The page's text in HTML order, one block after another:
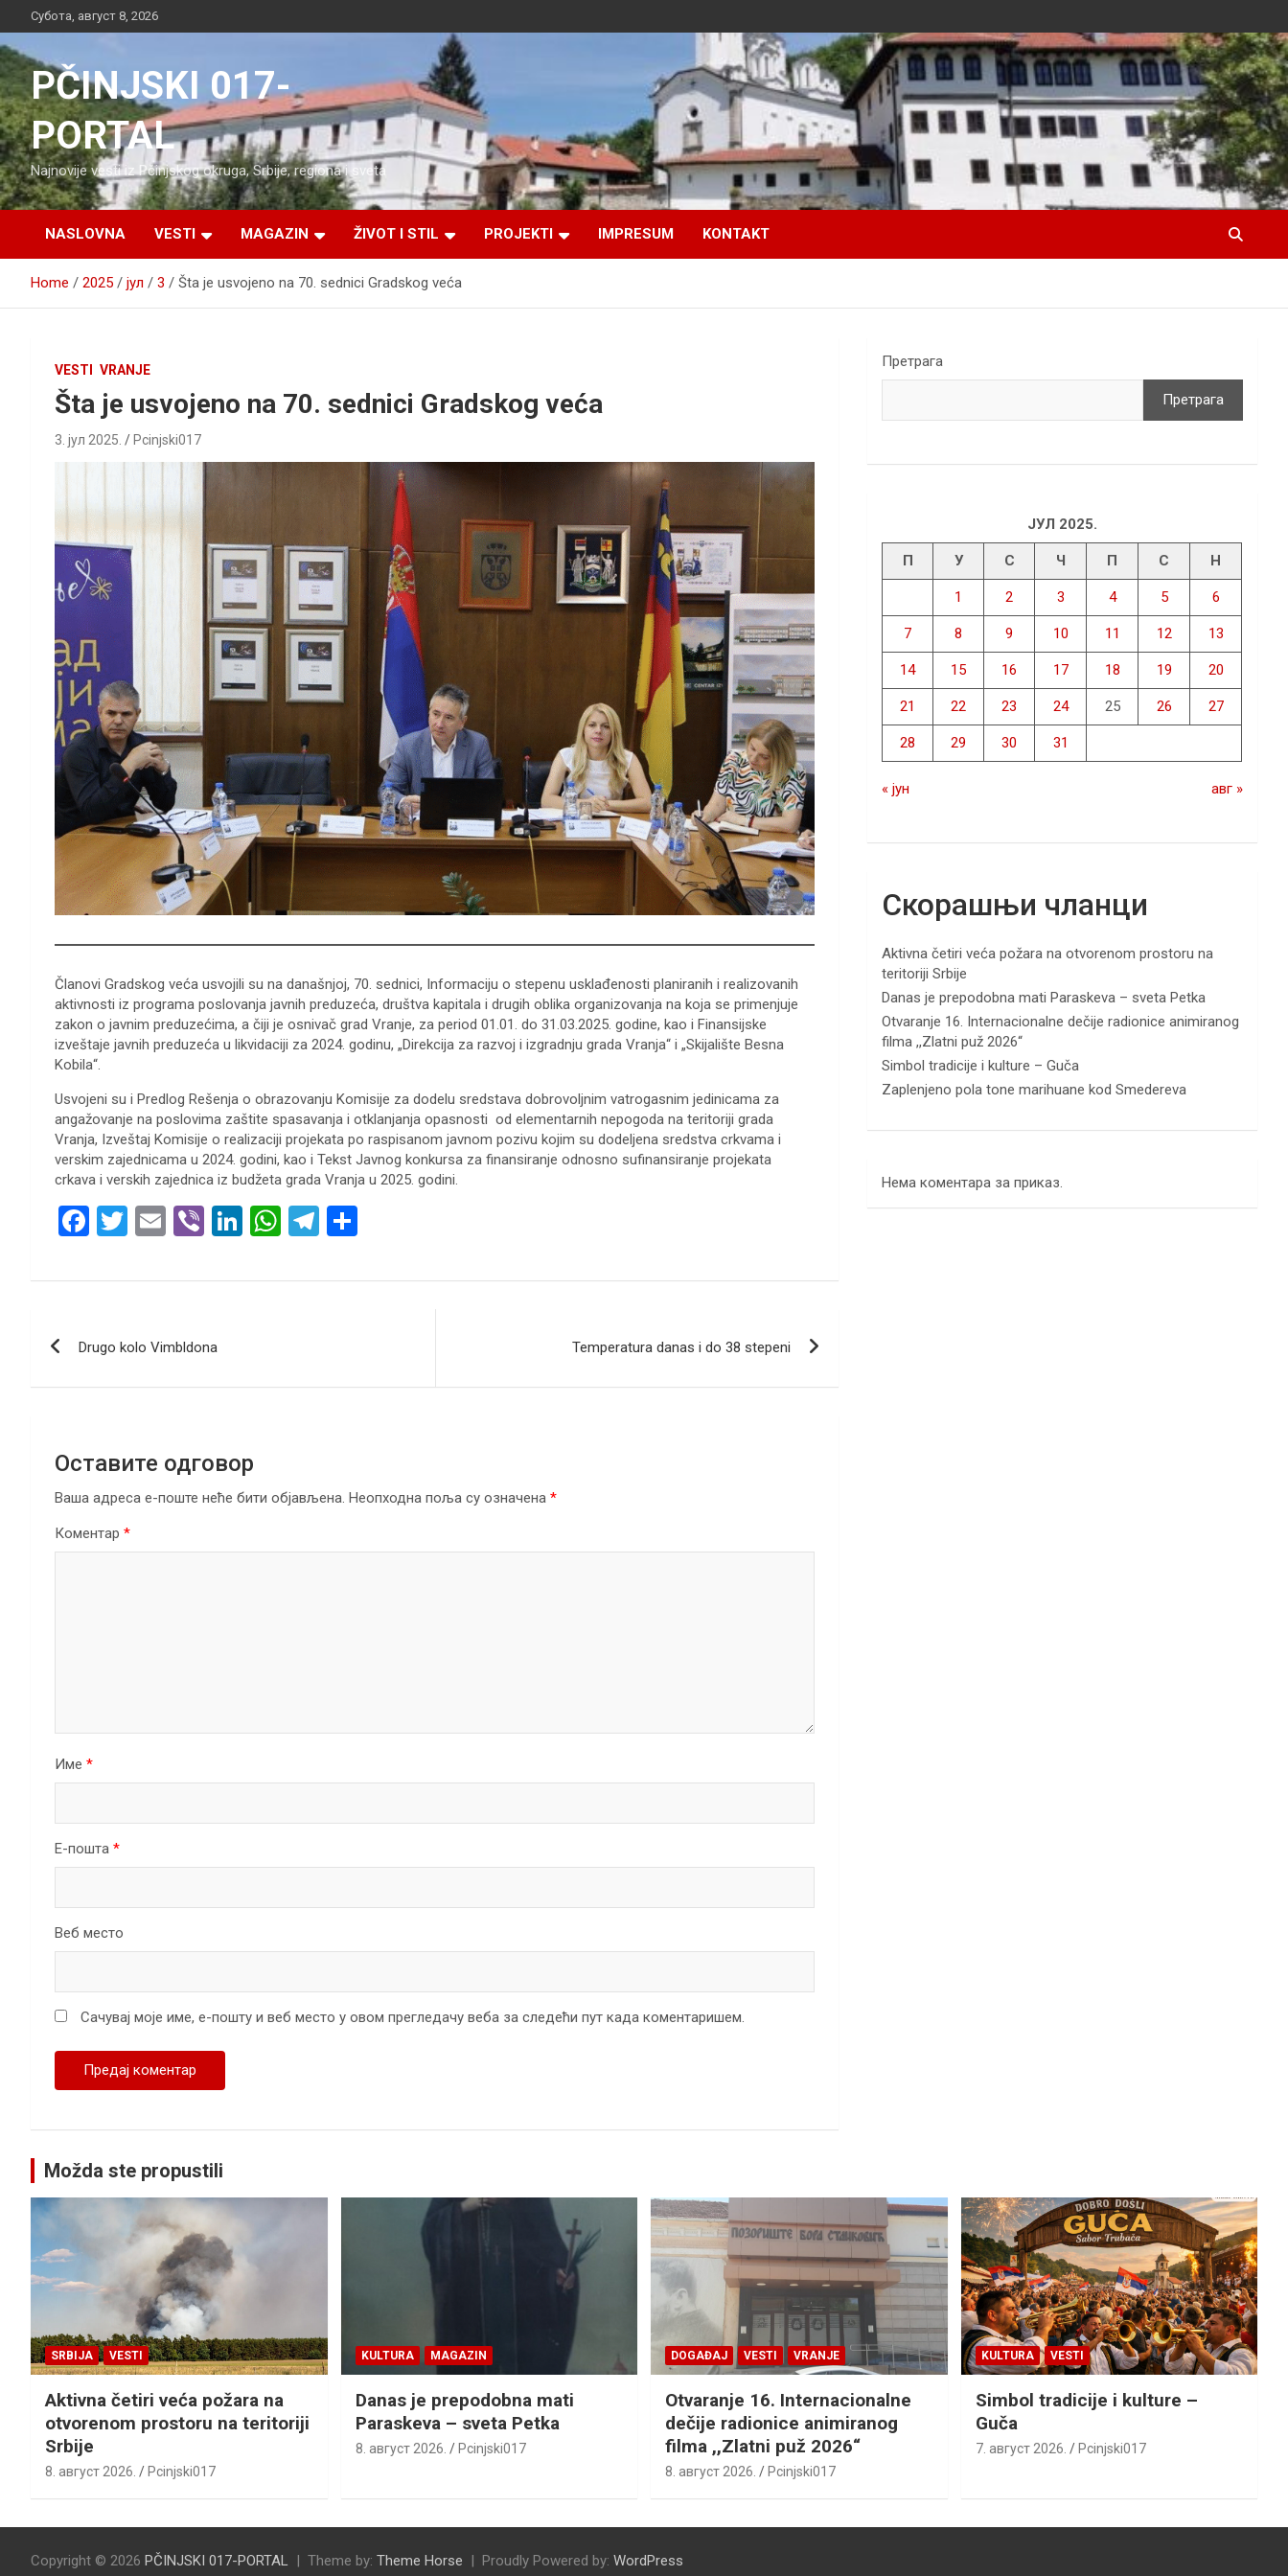
to
content
Субота, август 8, 2026
PČINJSKI 017-
PORTAL
Najnovije vesti iz Pčinjskog okruga, Srbije, regiona i sveta
NASLOVNA VESTI MAGAZIN ŽIVOT I STIL PROJEKTI IMPRESUM KONTAKT
Home 2025 јул 3 Šta je usvojeno na 70. sednici Gradskog veća
VESTI VRANJE
Šta je usvojeno na 70. sednici Gradskog veća
3. јул 2025. Pcinjski017
Članovi Gradskog veća usvojili su na današnjoj, 70. sednici, Informaciju o stepenu usklađenosti planiranih i realizovanih
aktivnosti iz programa poslovanja javnih preduzeća, društva kapitala i drugih oblika organizovanja na koja se primenjuje
zakon o javnim preduzećima, a čiji je osnivač grad Vranje, za period 01.01. do 31.03.2025. godine, kao i Finansijske
izveštaje javnih preduzeća u likvidaciji za 2024. godinu, „Direkcija za razvoj i izgradnju grada Vranja“ i „Skijalište Besna
Kobila“.
Usvojeni su i Predlog Rešenja o obrazovanju Komisije za dodelu sredstava dobrovoljnim vatrogasnim jedinicama za
angažovanje na poslovima zaštite spasavanja i otklanjanja opasnosti od elementarnih nepogoda na teritoriji grada
Vranja, Izveštaj Komisije o realizaciji projekata po raspisanom javnom pozivu kojim su dodeljena sredstva crkvama i
verskim zajednicama u 2024. godini, kao i Tekst Javnog konkursa za finansiranje odnosno sufinansiranje projekata
crkava i verskih zajednica iz budžeta grada Vranja u 2025. godini.
F
ce
o
T
tt
E
ail
Vi
er
Li
ke
W
at
T
e
ar
чланка
Drugo kolo Vimbldona Temperatura danas i do 38 stepeni
Оставите одговор
Ваша адреса е-поште неће бити објављена. Неопходна поља су означена *
Коментар *
Име *
Е-пошта *
Веб место
Сачувај моје име, е-пошту и веб место у овом прегледачу веба за следећи пут када коментаришем.
Претрага
Претрага
ЈУЛ 2025.
П У С Ч П С Н
1 2 3 4 5 6
7 8 9 10 11 12 13
14 15 16 17 18 19 20
21 22 23 24 25 26 27
28 29 30 31
« јун авг »
Скорашњи чланци
Aktivna četiri veća požara na otvorenom prostoru na
teritoriji Srbije
Danas je prepodobna mati Paraskeva – sveta Petka
Otvaranje 16. Internacionalne dečije radionice animiranog
filma ,,Zlatni puž 2026“
Simbol tradicije i kulture – Guča
Zaplenjeno pola tone marihuane kod Smedereva
Нема коментара за приказ.
Možda ste propustili
SRBIJA VESTI
Aktivna četiri veća požara na
otvorenom prostoru na teritoriji
Srbije
8. август 2026. Pcinjski017
KULTURA MAGAZIN
Danas je prepodobna mati
Paraskeva – sveta Petka
8. август 2026. Pcinjski017
DOGAĐAJ VESTI VRANJE
Otvaranje 16. Internacionalne
dečije radionice animiranog
filma ,,Zlatni puž 2026“
8. август 2026. Pcinjski017
KULTURA VESTI
Simbol tradicije i kulture –
Guča
7. август 2026. Pcinjski017
Copyright © 2026 PČINJSKI 017-PORTAL Theme by: Theme Horse Proudly Powered by: WordPress